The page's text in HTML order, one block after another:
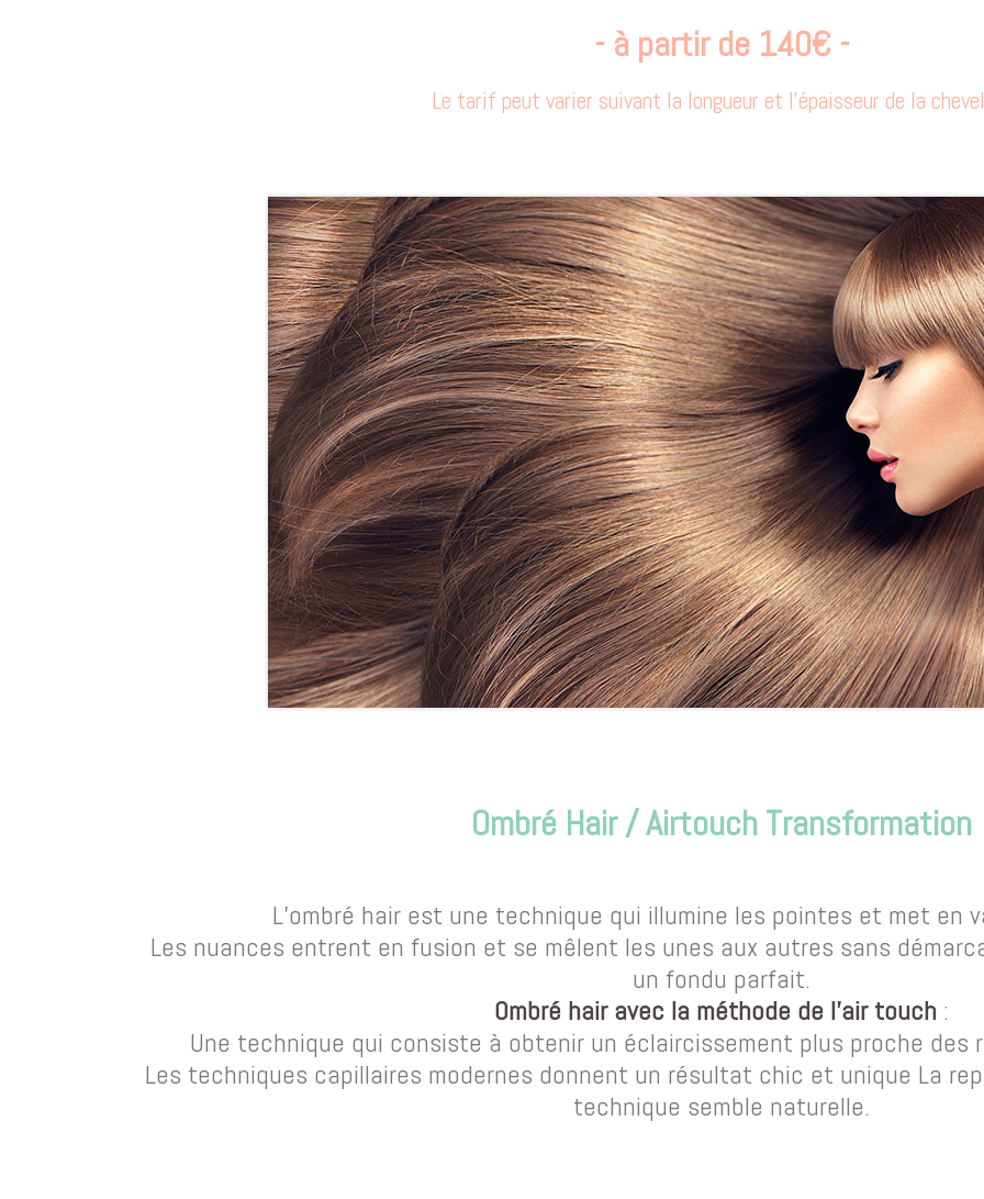
- à partir de 140€ -
Le tarif peut varier suivant la longueur et l'épaisseur de la
Ombré Hair / Airtouch Transformation
L’ombré hair est une technique qui illumine les pointes et met en
Les nuances entrent en fusion et se mêlent les unes aux autres sans
un fondu parfait.
Ombré hair avec la méthode de l’air touch :
Une technique qui consiste à obtenir un éclaircissement plus proche
Les techniques capillaires modernes donnent un résultat chic et unique La
technique semble naturelle.